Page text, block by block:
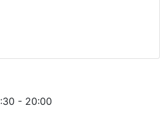
- 20:00